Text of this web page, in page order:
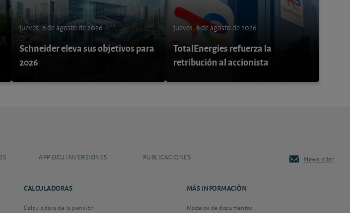
jueves, 6 de agosto de 2026
Schneider eleva sus objetivos para
2026
jueves, 6 de agosto de 2026
TotalEnergies refuerza la
retribución al accionista
APP OCU INVERSIONES PUBLICACIONES Newsletter
CALCULADORAS
Calculadora de la pensión
MÁS INFORMACIÓN
Modelos de documentos